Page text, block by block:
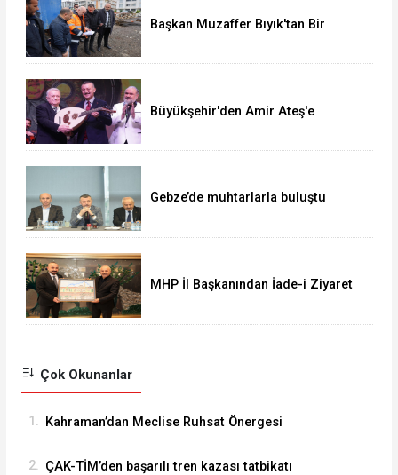
Başkan Muzaffer Bıyık'tan Bir
Büyükşehir'den Amir Ateş'e
Gebze’de muhtarlarla buluştu
MHP İl Başkanından İade-i Ziyaret
Çok Okunanlar
1. Kahraman’dan Meclise Ruhsat Önergesi
2. ÇAK-TİM’den başarılı tren kazası tatbikatı